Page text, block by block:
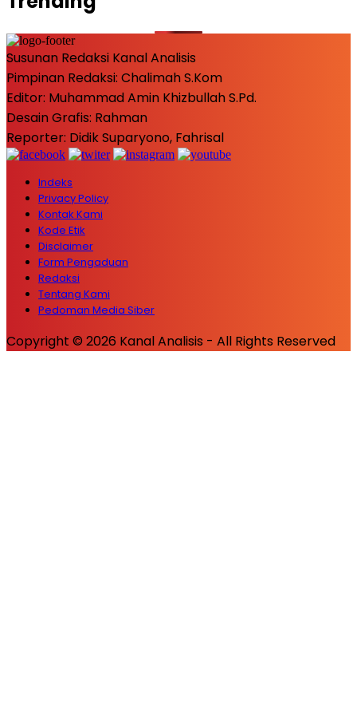
Susunan Redaksi Kanal Analisis
Pimpinan Redaksi: Chalimah S.Kom
Editor: Muhammad Amin Khizbullah S.Pd.
Desain Grafis: Rahman
Reporter: Didik Suparyono, Fahrisal
Indeks
Privacy Policy
Kontak Kami
Kode Etik
Disclaimer
Form Pengaduan
Redaksi
Tentang Kami
Pedoman Media Siber
Copyright © 2026 Kanal Analisis - All Rights Reserved